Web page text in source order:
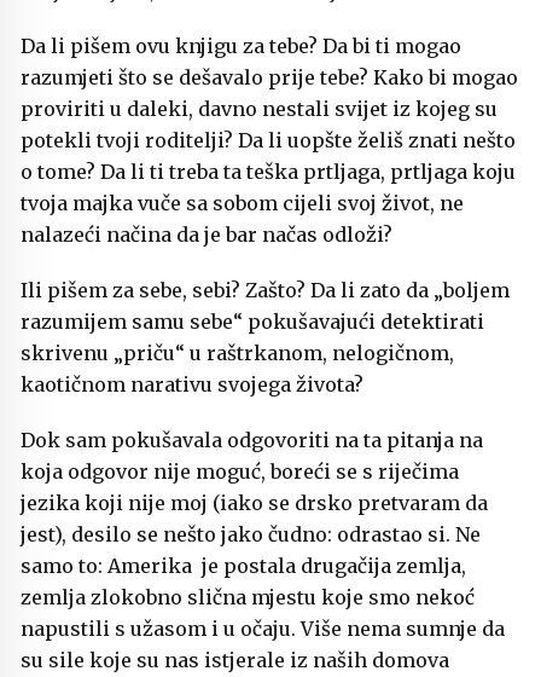
Da li pišem ovu knjigu za tebe? Da bi ti mogao
razumjeti što se dešavalo prije tebe? Kako bi mogao
proviriti u daleki, davno nestali svijet iz kojeg su
potekli tvoji roditelji? Da li uopšte želiš znati nešto
o tome? Da li ti treba ta teška prtljaga, prtljaga koju
tvoja majka vuče sa sobom cijeli svoj život, ne
nalazeći načina da je bar načas odloži?
Ili pišem za sebe, sebi? Zašto? Da li zato da „boljem
razumijem samu sebe“ pokušavajući detektirati
skrivenu „priču“ u raštrkanom, nelogičnom,
kaotičnom narativu svojega života?
Dok sam pokušavala odgovoriti na ta pitanja na
koja odgovor nije moguć, boreći se s riječima
jezika koji nije moj (iako se drsko pretvaram da
jest), desilo se nešto jako čudno: odrastao si. Ne
samo to: Amerika je postala drugačija zemlja,
zemlja zlokobno slična mjestu koje smo nekoć
napustili s užasom i u očaju. Više nema sumnje da
su sile koje su nas istjerale iz naših domova